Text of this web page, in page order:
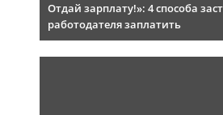
Отдай зарплату!»: 4 способа
работодателя заплатить